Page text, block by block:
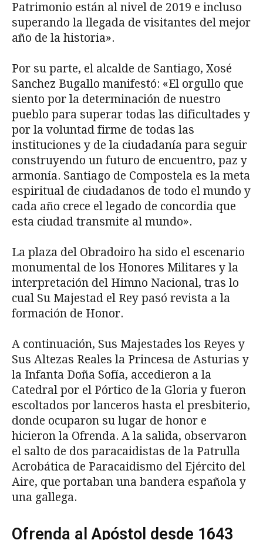
Patrimonio están al nivel de 2019 e incluso
superando la llegada de visitantes del mejor
año de la historia».
Por su parte, el alcalde de Santiago, Xosé
Sanchez Bugallo manifestó: «El orgullo que
siento por la determinación de nuestro
pueblo para superar todas las dificultades y
por la voluntad firme de todas las
instituciones y de la ciudadanía para seguir
construyendo un futuro de encuentro, paz y
armonía. Santiago de Compostela es la meta
espiritual de ciudadanos de todo el mundo y
cada año crece el legado de concordia que
esta ciudad transmite al mundo».
La plaza del Obradoiro ha sido el escenario
monumental de los Honores Militares y la
interpretación del Himno Nacional, tras lo
cual Su Majestad el Rey pasó revista a la
formación de Honor.
A continuación, Sus Majestades los Reyes y
Sus Altezas Reales la Princesa de Asturias y
la Infanta Doña Sofía, accedieron a la
Catedral por el Pórtico de la Gloria y fueron
escoltados por lanceros hasta el presbiterio,
donde ocuparon su lugar de honor e
hicieron la Ofrenda. A la salida, observaron
el salto de dos paracaidistas de la Patrulla
Acrobática de Paracaidismo del Ejército del
Aire, que portaban una bandera española y
una gallega.
Ofrenda al Apóstol desde 1643